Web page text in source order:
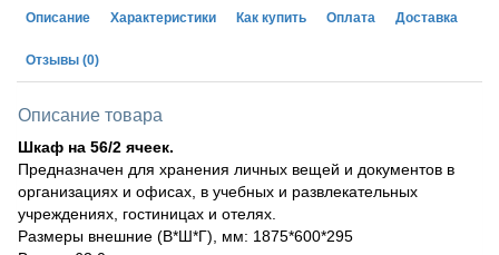
Описание Характеристики Как купить Оплата Доставка
Отзывы (0)
Описание товара
Шкаф на 56/2 ячеек.
Предназначен для хранения личных вещей и документов в
организациях и офисах, в учебных и развлекательных
учреждениях, гостиницах и отелях.
Размеры внешние (В*Ш*Г), мм: 1875*600*295